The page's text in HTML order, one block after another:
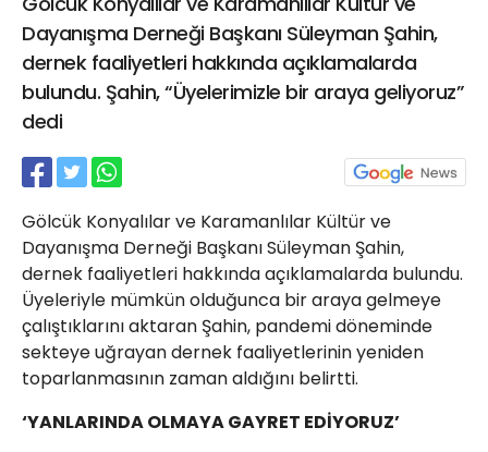
Dayanışma Derneği Başkanı Süleyman Şahin,
dernek faaliyetleri hakkında açıklamalarda
bulundu. Şahin, “Üyelerimizle bir araya geliyoruz”
dedi
Gölcük Konyalılar ve Karamanlılar Kültür ve
Dayanışma Derneği Başkanı Süleyman Şahin,
dernek faaliyetleri hakkında açıklamalarda bulundu.
Üyeleriyle mümkün olduğunca bir araya gelmeye
çalıştıklarını aktaran Şahin, pandemi döneminde
sekteye uğrayan dernek faaliyetlerinin yeniden
toparlanmasının zaman aldığını belirtti.
‘YANLARINDA OLMAYA GAYRET EDİYORUZ’
21 Gölcük
02624132333
haber@golcukpostasi.com